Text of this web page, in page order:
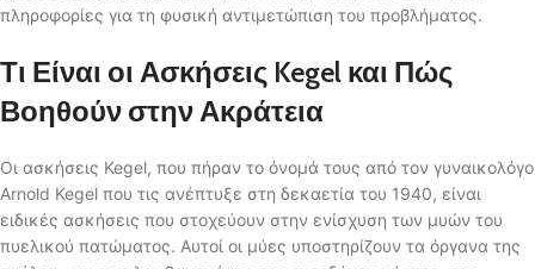
πληροφορίες για τη φυσική αντιμετώπιση του προβλήματος.
Τι Είναι οι Ασκήσεις Kegel και Πώς
Βοηθούν στην Ακράτεια
Οι ασκήσεις Kegel, που πήραν το όνομά τους από τον γυναικολόγο
Arnold Kegel που τις ανέπτυξε στη δεκαετία του 1940, είναι
ειδικές ασκήσεις που στοχεύουν στην ενίσχυση των μυών του
πυελικού πατώματος. Αυτοί οι μύες υποστηρίζουν τα όργανα της